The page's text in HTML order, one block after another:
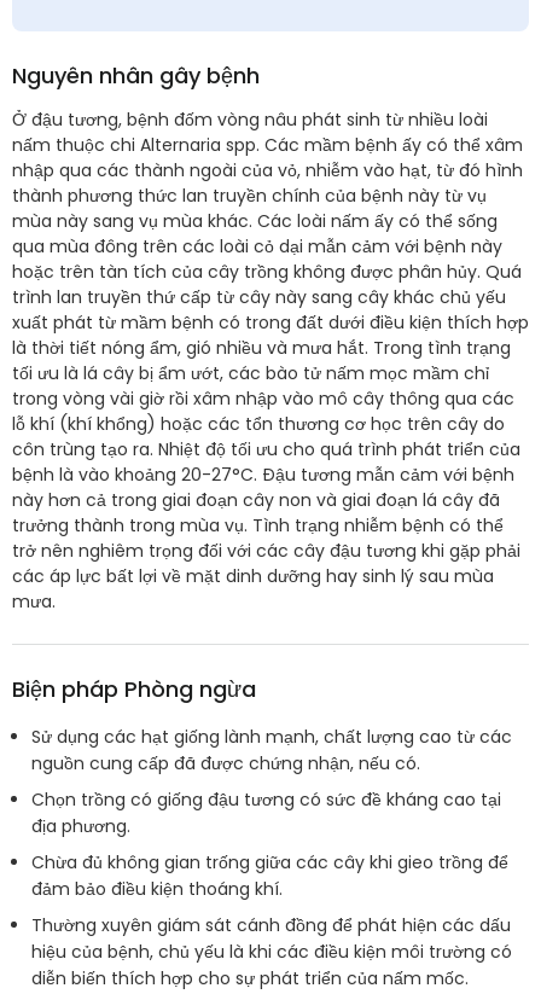
Nguyên nhân gây bệnh
Ở đậu tương, bệnh đốm vòng nâu phát sinh từ nhiều loài
nấm thuộc chi Alternaria spp. Các mầm bệnh ấy có thể xâm
nhập qua các thành ngoài của vỏ, nhiễm vào hạt, từ đó hình
thành phương thức lan truyền chính của bệnh này từ vụ
mùa này sang vụ mùa khác. Các loài nấm ấy có thể sống
qua mùa đông trên các loài cỏ dại mẫn cảm với bệnh này
hoặc trên tàn tích của cây trồng không được phân hủy. Quá
trình lan truyền thứ cấp từ cây này sang cây khác chủ yếu
xuất phát từ mầm bệnh có trong đất dưới điều kiện thích hợp
là thời tiết nóng ẩm, gió nhiều và mưa hắt. Trong tình trạng
tối ưu là lá cây bị ẩm ướt, các bào tử nấm mọc mầm chỉ
trong vòng vài giờ rồi xâm nhập vào mô cây thông qua các
lỗ khí (khí khổng) hoặc các tổn thương cơ học trên cây do
côn trùng tạo ra. Nhiệt độ tối ưu cho quá trình phát triển của
bệnh là vào khoảng 20-27°C. Đậu tương mẫn cảm với bệnh
này hơn cả trong giai đoạn cây non và giai đoạn lá cây đã
trưởng thành trong mùa vụ. Tình trạng nhiễm bệnh có thể
trở nên nghiêm trọng đối với các cây đậu tương khi gặp phải
các áp lực bất lợi về mặt dinh dưỡng hay sinh lý sau mùa
mưa.
Biện pháp Phòng ngừa
Sử dụng các hạt giống lành mạnh, chất lượng cao từ các
nguồn cung cấp đã được chứng nhận, nếu có.
Chọn trồng có giống đậu tương có sức đề kháng cao tại
địa phương.
Chừa đủ không gian trống giữa các cây khi gieo trồng để
đảm bảo điều kiện thoáng khí.
Thường xuyên giám sát cánh đồng để phát hiện các dấu
hiệu của bệnh, chủ yếu là khi các điều kiện môi trường có
diễn biến thích hợp cho sự phát triển của nấm mốc.